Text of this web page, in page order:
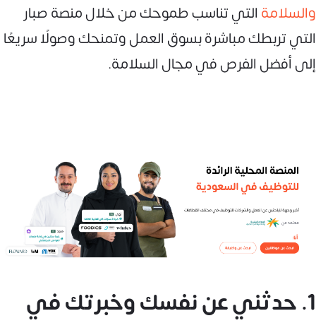
والسلامة التي تناسب طموحك من خلال منصة صبار
التي تربطك مباشرة بسوق العمل وتمنحك وصولًا سريعًا
إلى أفضل الفرص في مجال السلامة.
1. حدثني عن نفسك وخبرتك في